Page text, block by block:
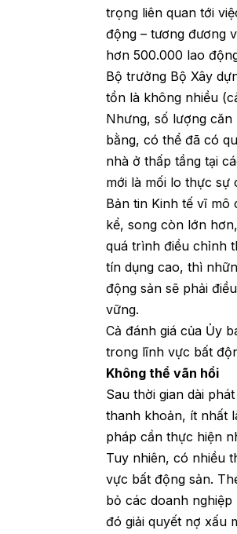
trọng liên quan tới
động – tương đương
hơn 500.000 lao
Bộ trưởng Bộ Xây
tồn là không nhiều
Nhưng, số lượng
bằng, có thể đã có
nhà ở thấp tầng tại
mới là mối lo thực sự
Bản tin Kinh tế vĩ
kể, song còn lớn
quá trình điều chỉnh
tín dụng cao, thì
động sản sẽ phải
vững.
Cả đánh giá của Ủy
trong lĩnh vực bất
Không thể vãn hồi
Sau thời gian dài
thanh khoản, ít nhất
pháp cần thực hiện
Tuy nhiên, có nhiều
vực bất động sản.
bỏ các doanh
đó giải quyết nợ xấu